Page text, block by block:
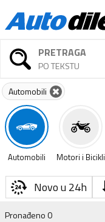
PRETRAGA
PO TEKSTU
Automobili
Automobili Motori i Bicikli
Novo u 24h
Pronađeno0